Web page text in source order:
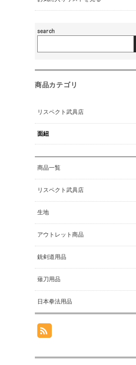
商品カテゴリ
リスペクト武具店
面紐
商品一覧
リスペクト武具店
生地
アウトレット商品
銃剣道用品
薙刀用品
日本拳法用品